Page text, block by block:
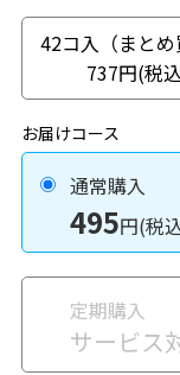
737円(税
お届けコース
通常購入
495円(税
定期購入
サービス